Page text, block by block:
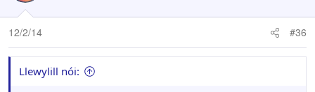
12/2/14 #36
Llewylill nói: